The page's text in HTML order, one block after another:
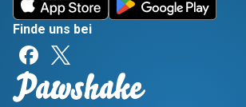
Finde uns bei